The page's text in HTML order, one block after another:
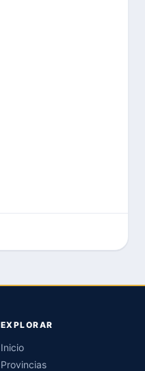
EXPLORAR
Inicio
Provincias